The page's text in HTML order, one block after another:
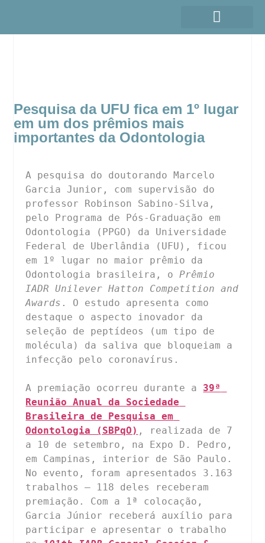
Pesquisa da UFU fica em 1º lugar
em um dos prêmios mais
importantes da Odontologia
A pesquisa do doutorando Marcelo
Garcia Junior, com supervisão do
professor Robinson Sabino-Silva,
pelo Programa de Pós-Graduação em
Odontologia (PPGO) da Universidade
Federal de Uberlândia (UFU), ficou
em 1º lugar no maior prêmio da
Odontologia brasileira, o Prêmio
IADR Unilever Hatton Competition and
Awards . O estudo apresenta como
destaque o aspecto inovador da
seleção de peptídeos (um tipo de
molécula) da saliva que bloqueiam a
infecção pelo coronavírus.
A premiação ocorreu durante a 39ª
Reunião Anual da Sociedade
Brasileira de Pesquisa em
Odontologia (SBPqO) , realizada de 7
a 10 de setembro, na Expo D. Pedro,
em Campinas, interior de São Paulo.
No evento, foram apresentados 3.163
trabalhos — 118 deles receberam
premiação. Com a 1ª colocação,
Garcia Júnior receberá auxílio para
participar e apresentar o trabalho